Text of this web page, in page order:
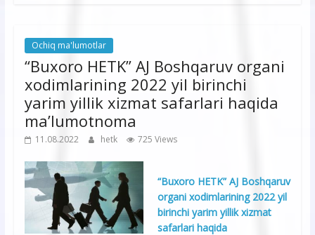
Ochiq ma'lumotlar
“Buxoro HETK” AJ Boshqaruv organi
xodimlarining 2022 yil birinchi
yarim yillik xizmat safarlari haqida
ma’lumotnoma
11.08.2022 hetk 725 Views
“Buxoro HETK” AJ Boshqaruv
organi xodimlarining 2022 yil
birinchi yarim yillik xizmat
safarlari haqida